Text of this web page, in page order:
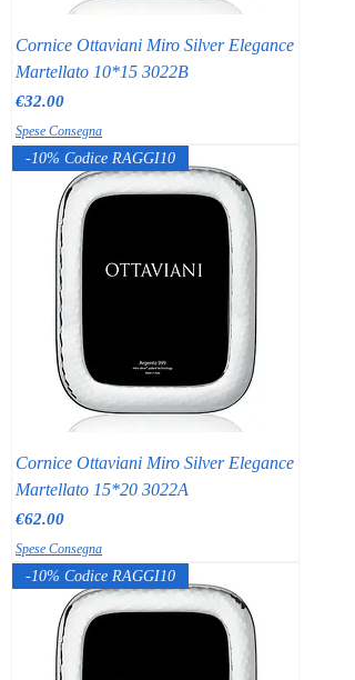
Cornice Ottaviani Miro Silver Elegance
Martellato 10*15 3022B
Price
€32.00
Spese Consegna
-10% Codice RAGGI10
Cornice Ottaviani Miro Silver Elegance
Martellato 15*20 3022A
Price
€62.00
Spese Consegna
-10% Codice RAGGI10